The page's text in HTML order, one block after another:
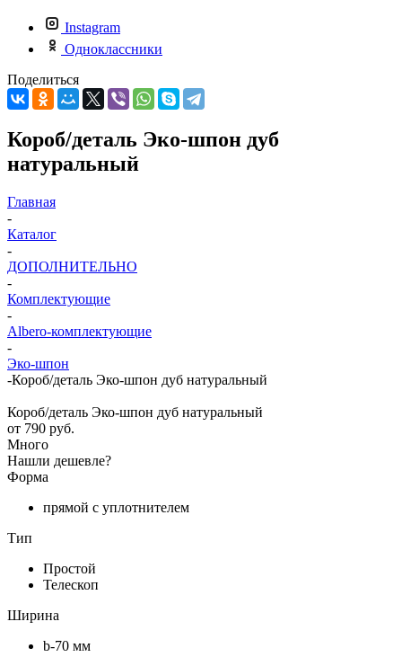
Instagram
Одноклассники
Поделиться
Короб/деталь Эко-шпон дуб
натуральный
Главная
-
Каталог
-
ДОПОЛНИТЕЛЬНО
-
Комплектующие
-
Albero-комплектующие
-
Эко-шпон
-Короб/деталь Эко-шпон дуб натуральный
Короб/деталь Эко-шпон дуб натуральный
от 790 руб.
Много
Нашли дешевле?
Форма
прямой с уплотнителем
Тип
Простой
Телескоп
Ширина
b-70 мм